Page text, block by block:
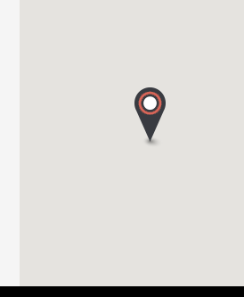
22063 CANTU (Co)
Tel. 0039 031 713636